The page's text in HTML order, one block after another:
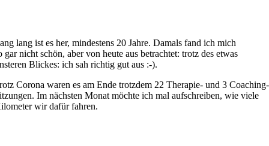
lang ist es her, mindestens 20 Jahre. Damals fand ich mich
gar nicht schön, aber von heute aus betrachtet: trotz des etwas
Blickes: ich sah richtig gut aus :-).
Corona waren es am Ende trotzdem 22 Therapie- und 3 Coaching-
Im nächsten Monat möchte ich mal aufschreiben, wie viele
wir dafür fahren.